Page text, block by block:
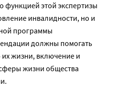
функцией этой экспертизы
инвалидности, но и
программы
должны помогать
жизни, включение и
жизни общества